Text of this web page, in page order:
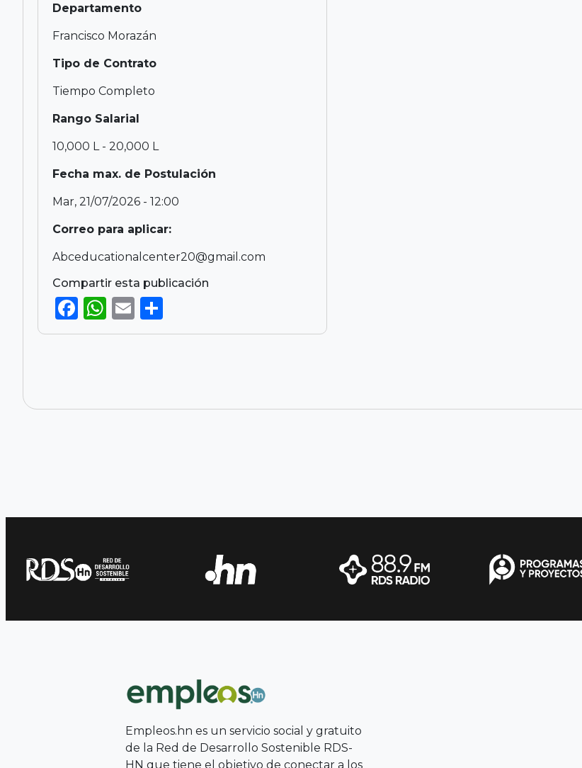
Departamento
Francisco Morazán
Tipo de Contrato
Tiempo Completo
Rango Salarial
10,000 L - 20,000 L
Fecha max. de Postulación
Mar, 21/07/2026 - 12:00
Correo para aplicar:
Abceducationalcenter20@gmail.com
Compartir esta publicación
F
a
W
h
E
mh
Empleos.hn es un servicio social y gratuito
de la Red de Desarrollo Sostenible RDS-
HN que tiene el objetivo de conectar a los